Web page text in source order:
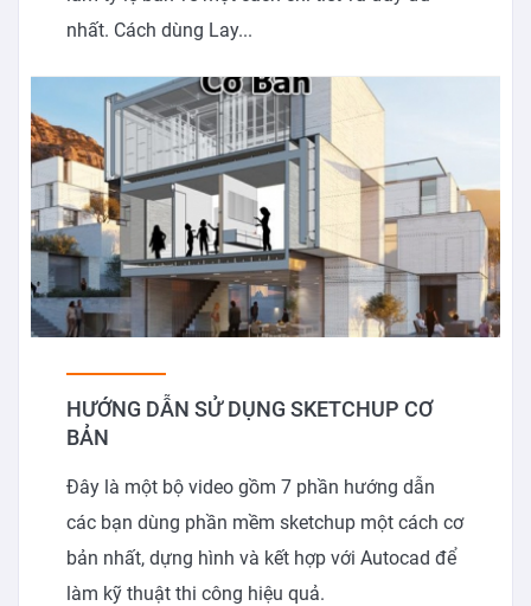
nhất. Cách dùng Lay...
HƯỚNG DẪN SỬ DỤNG SKETCHUP CƠ
BẢN
Đây là một bộ video gồm 7 phần hướng dẫn
các bạn dùng phần mềm sketchup một cách cơ
bản nhất, dựng hình và kết hợp với Autocad để
làm kỹ thuật thi công hiệu quả.